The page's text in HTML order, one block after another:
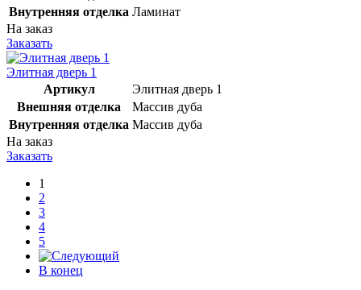
Внутренняя отделка Ламинат
На заказ
Заказать
Элитная дверь 1
Артикул
Элитная дверь 1
Внешняя отделка
Массив дуба
Внутренняя отделка Массив дуба
На заказ
Заказать
1
2
3
4
5
В конец